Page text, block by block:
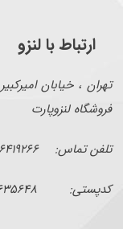
ارتباط با لنزو
فروشگاه لنزوپارت
تلفن تماس: ۰۲۱۳۶۴۱۹۲۶۶
کدپستی: ۱۱۴۱۶۳۵۶۴۸